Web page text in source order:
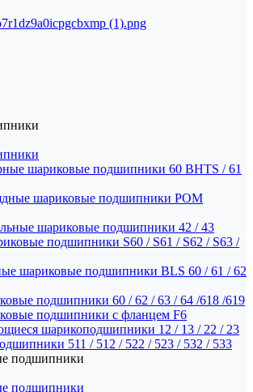
шариковые подшипники 60 BHTS / 61
шариковые подшипники POM
шариковые подшипники 42 / 43
подшипники S60 / S61 / S62 / S63 /
шариковые подшипники BLS 60 / 61 / 62
подшипники 60 / 62 / 63 / 64 /618 /619
подшипники с фланцем F6
шарикоподшипники 12 / 13 / 22 / 23
511 / 512 / 522 / 523 / 532 / 533
подшипники
подшипники